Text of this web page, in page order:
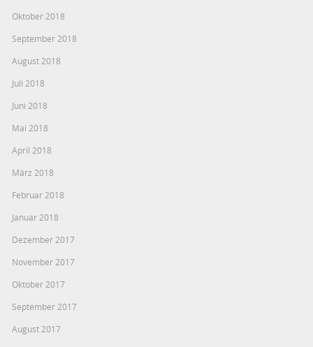
Oktober 2018
September 2018
August 2018
Juli 2018
Juni 2018
Mai 2018
April 2018
März 2018
Februar 2018
Januar 2018
Dezember 2017
November 2017
Oktober 2017
September 2017
August 2017